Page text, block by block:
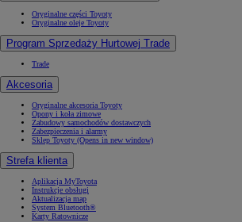
Oryginalne części Toyoty
Oryginalne oleje Toyoty
Program Sprzedaży Hurtowej Trade
Trade
Akcesoria
Oryginalne akcesoria Toyoty
Opony i koła zimowe
Zabudowy samochodów dostawczych
Zabezpieczenia i alarmy
Sklep Toyoty (Opens in new window)
Strefa klienta
Aplikacja MyToyota
Instrukcje obsługi
Aktualizacja map
System Bluetooth®
Karty Ratownicze